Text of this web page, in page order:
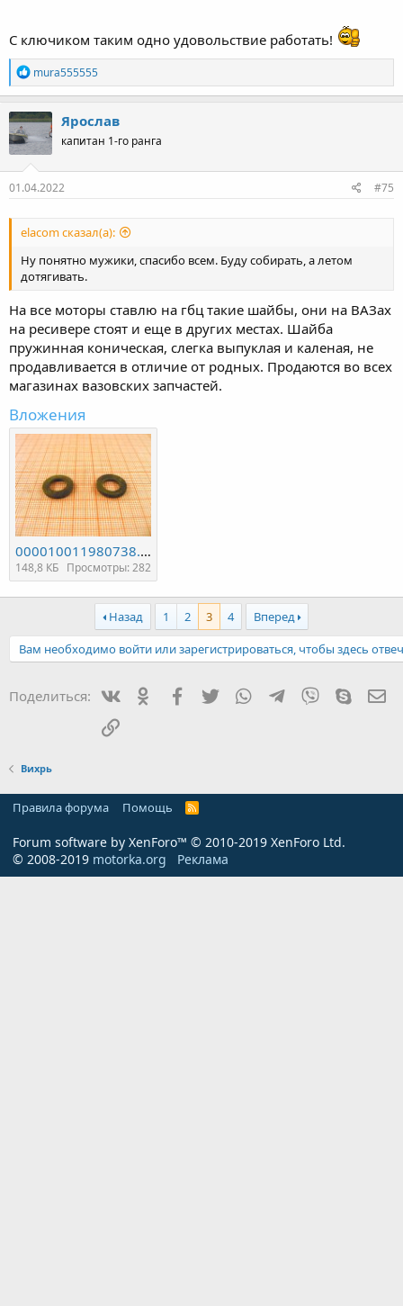
С ключиком таким одно удовольствие работать!
Р
е
а
к
и
и
:
mura555555
Ярослав
капитан 1-го ранга
01.04.2022 #75
elacom сказал(а):
Ну понятно мужики, спасибо всем. Буду собирать, а летом
дотягивать.
На все моторы ставлю на гбц такие шайбы, они на ВАЗах
на ресивере стоят и еще в других местах. Шайба
пружинная коническая, слегка выпуклая и каленая, не
продавливается в отличие от родных. Продаются во всех
магазинах вазовских запчастей.
Вложения
000010011980738.jpg
148,8 КБ Просмотры: 282
Назад 1 2 3 4
Вперед
Вам необходимо войти или зарегистрироваться, чтобы здесь
Поделиться: ВконтактеОдноклассники
Facebook
TwitterWhatsAppTelegram
Viber Skype
Ссылка
Вихрь
Правила форума Помощь
R
Forum software by XenForo™ © 2010-2019 XenForo Ltd.
© 2008-2019 motorka.org Реклама